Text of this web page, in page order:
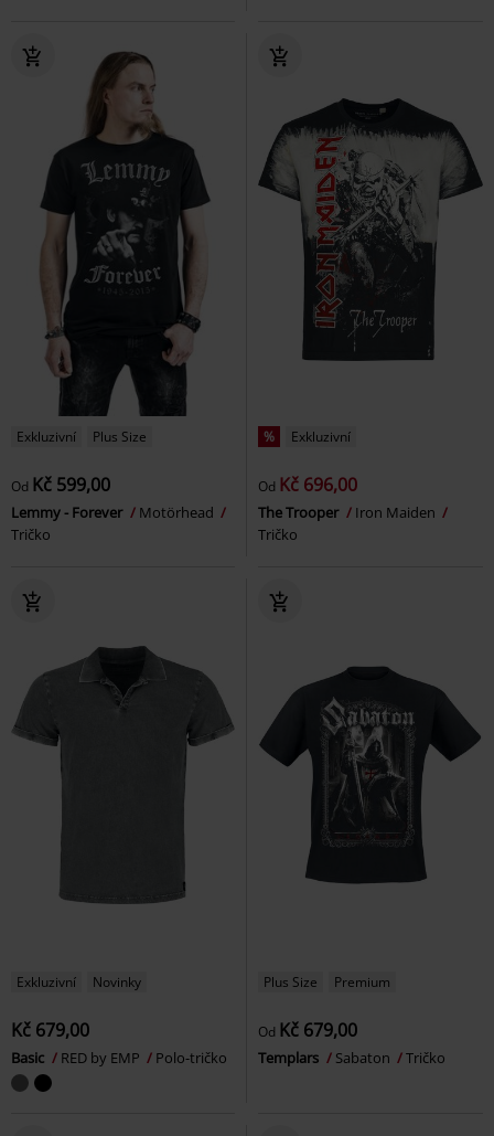
Exkluzivní Plus Size
Od Kč 599,00
Lemmy - Forever
Motörhead
Tričko
% Exkluzivní
Od Kč 696,00
The Trooper
Iron Maiden
Tričko
Exkluzivní Novinky
Kč 679,00
Basic RED by EMP Polo-tričko
Plus Size Premium
Od Kč 679,00
Templars Sabaton Tričko